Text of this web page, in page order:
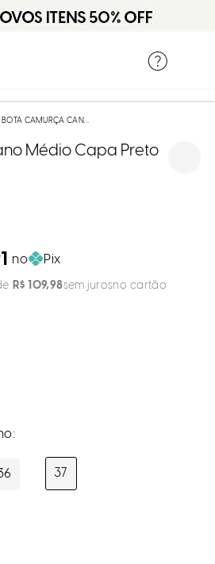
BOTA CAMURÇA CANO MÉDIO CAPA PRETO
Médio Capa Preto
no Pix
R$ 109,98sem juros
37